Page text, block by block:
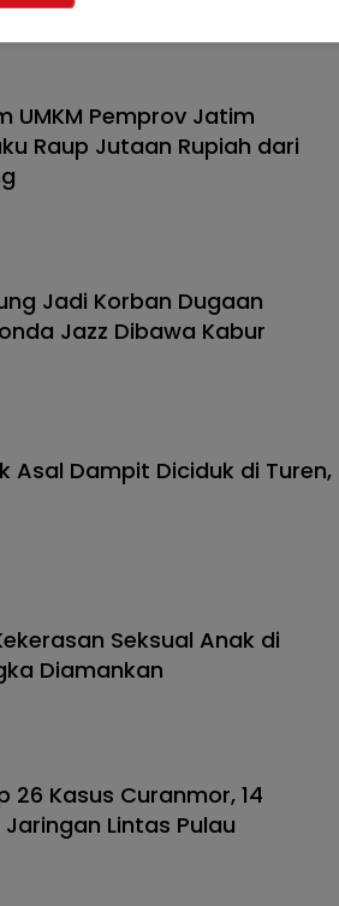
UMKM Pemprov Jatim
Raup Jutaan Rupiah dari
Jadi Korban Dugaan
Jazz Dibawa Kabur
Asal Dampit Diciduk di Turen,
Seksual Anak di
Diamankan
26 Kasus Curanmor, 14
Lintas Pulau